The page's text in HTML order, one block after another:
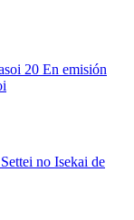
20 En emisión